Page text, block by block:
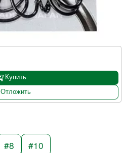
#8 #10
Купить
Отложить